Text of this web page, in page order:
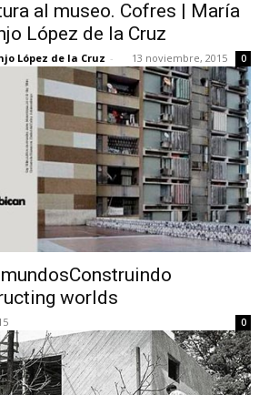
al museo. Cofres | María
López de la Cruz
López de la Cruz - 13 noviembre, 2015 0
worlds
0